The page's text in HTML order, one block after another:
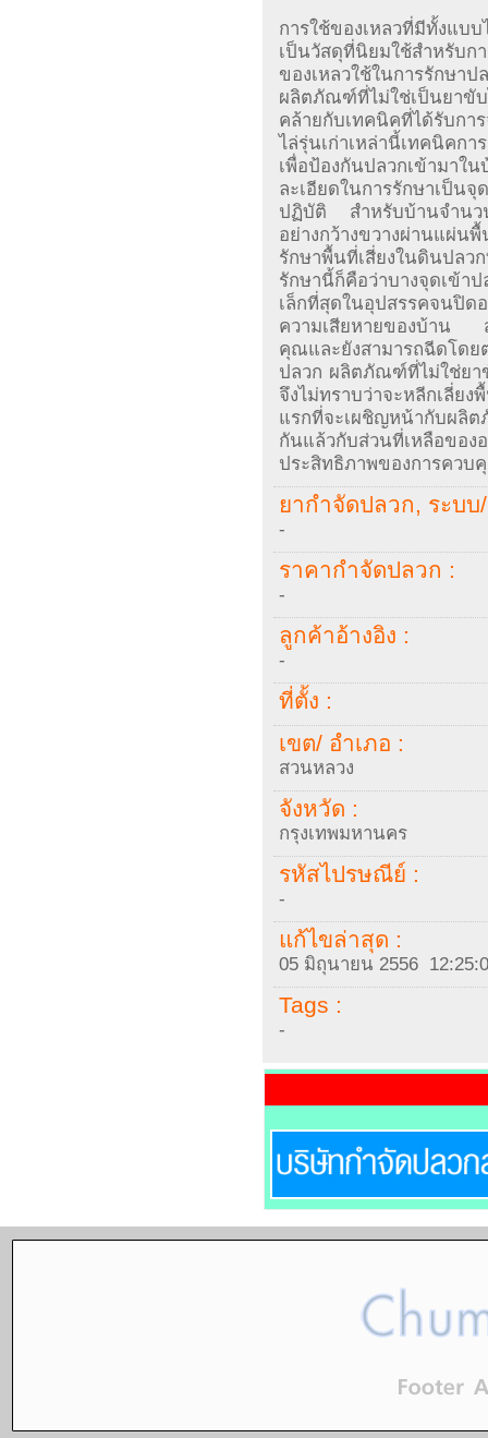
การใช้ของเหลวที่มีทั้งแบ
เป็นวัสดุที่นิยมใช้สำหรับ
ของเหลวใช้ในการรักษา
ผลิตภัณฑ์ที่ไม่ใช่เป็นยาขั
คล้ายกับเทคนิคที่ได้รับกา
ไล่รุ่นเก่าเหล่านี้เทคนิคก
เพื่อป้องกันปลวกเข้ามาใ
ละเอียดในการรักษาเป็นจุ
ปฏิบัติ สำหรับบ้านจำนวน
อย่างกว้างขวางผ่านแผ่น
รักษาพื้นที่เสี่ยงในดินปล
รักษานี้ก็คือว่าบางจุดเข้า
เล็กที่สุดในอุปสรรคจนปิด
ความเสียหายของบ้าน
คุณและยังสามารถฉีดโด
ปลวก ผลิตภัณฑ์ที่ไม่ใช่ยา
จึงไม่ทราบว่าจะหลีกเลี่
แรกที่จะเผชิญหน้ากับผลิต
กันแล้วกับส่วนที่เหลือของ
ประสิทธิภาพของการคว
ยากำจัดปลวก, ระบ
-
ราคากำจัดปลวก :
-
ลูกค้าอ้างอิง :
-
ที่ตั้ง :
เขต/ อำเภอ :
สวนหลวง
จังหวัด :
กรุงเทพมหานคร
รหัสไปรษณีย์ :
-
แก้ไขล่าสุด :
05 มิถุนายน 2556
Tags :
-